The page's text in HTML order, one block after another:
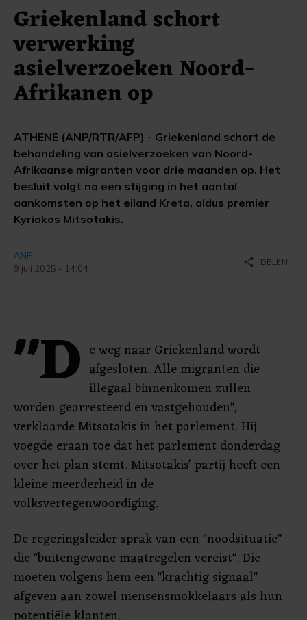
Griekenland schort
verwerking
asielverzoeken Noord-
Afrikanen op
ATHENE (ANP/RTR/AFP) - Griekenland schort de
behandeling van asielverzoeken van Noord-
Afrikaanse migranten voor drie maanden op. Het
besluit volgt na een stijging in het aantal
aankomsten op het eiland Kreta, aldus premier
Kyriakos Mitsotakis.
ANP
9 juli 2025 - 14:04
share DELEN
"D e weg naar Griekenland wordt
afgesloten. Alle migranten die
illegaal binnenkomen zullen
worden gearresteerd en vastgehouden",
verklaarde Mitsotakis in het parlement. Hij
voegde eraan toe dat het parlement donderdag
over het plan stemt. Mitsotakis' partij heeft een
kleine meerderheid in de
volksvertegenwoordiging.
De regeringsleider sprak van een "noodsituatie"
die "buitengewone maatregelen vereist". Die
moeten volgens hem een "krachtig signaal"
afgeven aan zowel mensensmokkelaars als hun